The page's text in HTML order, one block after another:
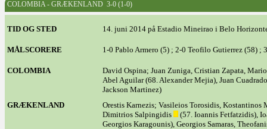
COLOMBIA - GRÆKENLAND 3-0 (1-0)
TID OG STED 14. juni 2014 på Estadio Mineirao i Belo
MÅLSCORERE 1-0 Pablo Armero (5) ; 2-0 Teofilo Gutierrez (58) ;
COLOMBIA
David Ospina; Juan Zuniga, Cristian Zapata,
Abel Aguilar (68. Alexander Mejia), Juan
Jackson Martinez)
GRÆKENLAND
Orestis Karnezis; Vasileios Torosidis, Kostantinos
Dimitrios Salpingidis
(57. Ioannis Fetfatzidis),
Georgios Karagounis), Georgios Samaras,